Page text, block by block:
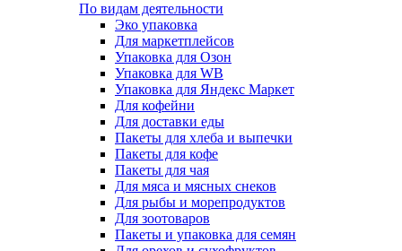
По видам деятельности
Эко упаковка
Для маркетплейсов
Упаковка для Озон
Упаковка для WB
Упаковка для Яндекс Маркет
Для кофейни
Для доставки еды
Пакеты для хлеба и выпечки
Пакеты для кофе
Пакеты для чая
Для мяса и мясных снеков
Для рыбы и морепродуктов
Для зоотоваров
Пакеты и упаковка для семян